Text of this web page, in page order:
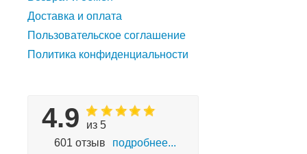
Доставка и оплата
Пользовательское соглашение
Политика конфиденциальности
4.9
из 5
601 отзыв
подробнее...